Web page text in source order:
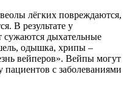
лёгких повреждаются,
В результате у
сужаются дыхательные
одышка, хрипы –
вейперов». Вейпы могут
пациентов с заболеваниями